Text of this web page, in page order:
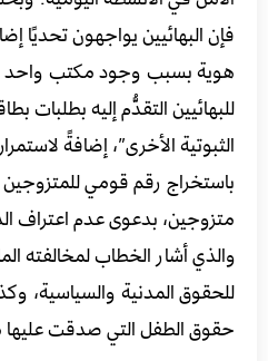
فإن البهائيين يواجهون تحديًا
هوية بسبب وجود مكتب
للبهائيين التقدُّم إليه بطلبات
الثبوتية الأخرى”، إضافةً
باستخراج رقم قومي للمتزوجين
متزوجين، بدعوى عدم اعتراف
حقوق الطفل التي صدقت عليها مصر